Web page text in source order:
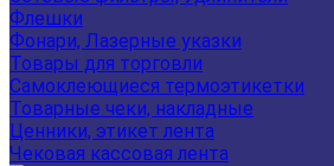
Флешки
Фонари, Лазерные указки
Товары для торговли
Самоклеющиеся термоэтикетки
Товарные чеки, накладные
Ценники, этикет лента
Чековая кассовая лента